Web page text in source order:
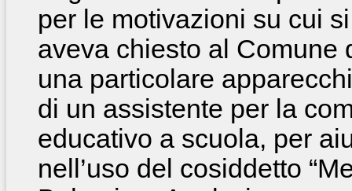
per le motivazioni su cui
aveva chiesto al Comune
una particolare
di un assistente per la
educativo a scuola, per
nell’uso del cosiddetto